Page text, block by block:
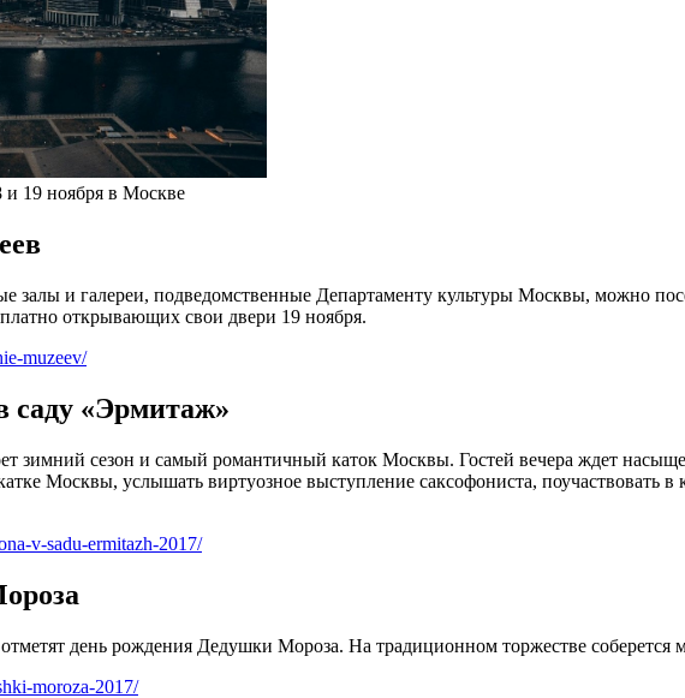
19 ноября в Москве
залы и галереи, подведомственные Департаменту культуры Москвы, можно
открывающих свои двери 19 ноября.
muzeev/
саду «Эрмитаж»
зимний сезон и самый романтичный каток Москвы. Гостей вечера ждет
Москвы, услышать виртуозное выступление саксофониста, поучаствовать
v-sadu-ermitazh-2017/
день рождения Дедушки Мороза. На традиционном торжестве соберется
moroza-2017/